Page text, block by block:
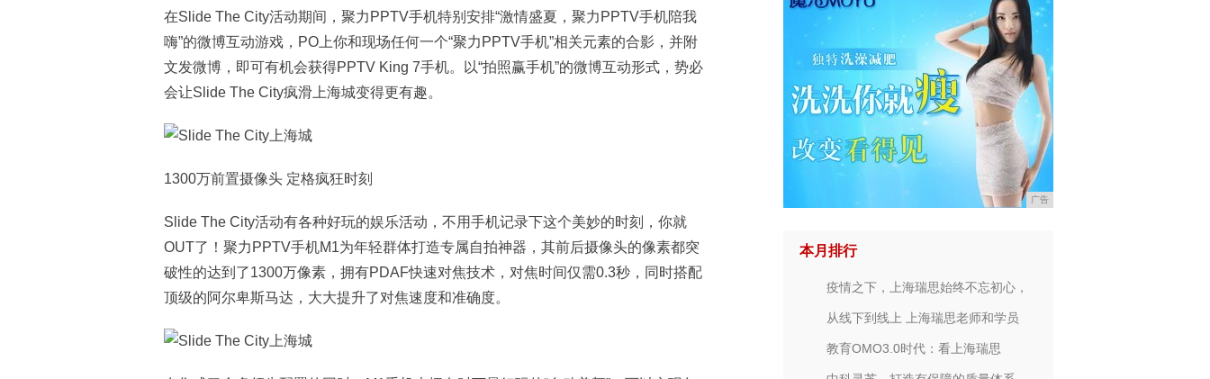
在Slide The City活动期间，聚力PPTV手机特别安排“激情盛夏，聚力PPTV手机陪我
嗨”的微博互动游戏，PO上你和现场任何一个“聚力PPTV手机”相关元素的合影，并附
文发微博，即可有机会获得PPTV King 7手机。以“拍照赢手机”的微博互动形式，势必
会让Slide The City疯滑上海城变得更有趣。
1300万前置摄像头 定格疯狂时刻
Slide The City活动有各种好玩的娱乐活动，不用手机记录下这个美妙的时刻，你就
OUT了！聚力PPTV手机M1为年轻群体打造专属自拍神器，其前后摄像头的像素都突
破性的达到了1300万像素，拥有PDAF快速对焦技术，对焦时间仅需0.3秒，同时搭配
顶级的阿尔卑斯马达，大大提升了对焦速度和准确度。
广告
本月排行
疫情之下，上海瑞思始终不忘初心，
从线下到线上 上海瑞思老师和学员
教育OMO3.0时代：看上海瑞思